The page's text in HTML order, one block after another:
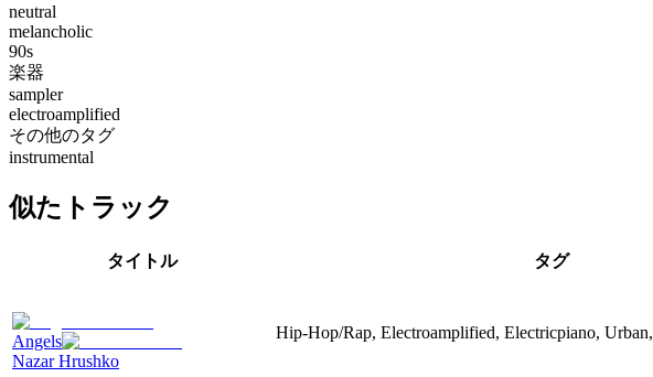
neutral
melancholic
90s
楽器
sampler
electroamplified
その他のタグ
instrumental
似たトラック
タイトル タグ
Angels
Nazar Hrushko
Hip-Hop/Rap, Electroamplified, Electricpiano,